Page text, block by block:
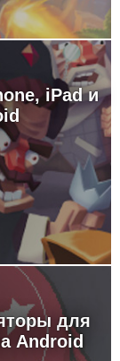
iPad и
для
Android